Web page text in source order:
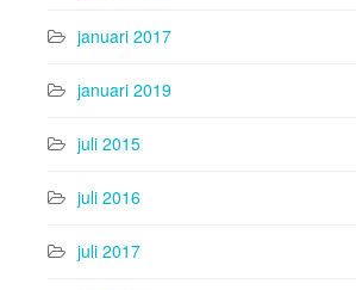
januari 2017
januari 2019
juli 2015
juli 2016
juli 2017